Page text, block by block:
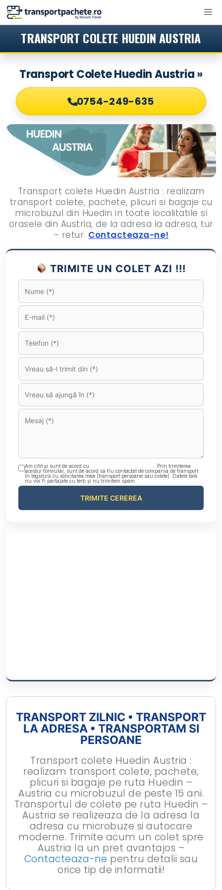
Sari
TRANSPORT COLETE HUEDIN AUSTRIA
Transport Colete Huedin Austria »
0754-249-635
Transport colete Huedin Austria : realizam
transport colete, pachete, plicuri si bagaje cu
microbuzul din Huedin in toate localitatile si
orasele din Austria, de la adresa la adresa, tur
– retur. Contacteaza-ne!
TRIMITE UN COLET AZI !!!
Am citit și sunt de acord cu
. Prin trimiterea
acestui formular, sunt de acord să fiu contactat de compania de transport
în legătură cu solicitarea mea (transport persoane sau colete). Datele tale
nu vor fi partajate cu terți și nu trimitem spam.
TRANSPORT ZILNIC • TRANSPORT
LA ADRESA • TRANSPORTAM SI
PERSOANE
Transport colete Huedin Austria :
realizam transport colete, pachete,
plicuri si bagaje pe ruta Huedin –
Austria cu microbuzul de peste 15 ani.
Transportul de colete pe ruta Huedin –
Austria se realizeaza de la adresa la
adresa cu microbuze si autocare
moderne. Trimite acum un colet spre
Austria la un pret avantajos –
Contacteaza-ne pentru detalii sau
orice tip de informatii!